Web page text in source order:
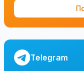
Telegram